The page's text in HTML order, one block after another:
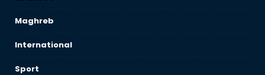
Maghreb
International
Sport